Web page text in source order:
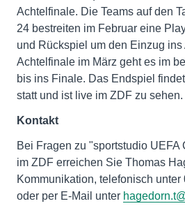
Achtelfinale. Die Teams auf den
24 bestreiten im Februar eine
und Rückspiel um den Einzug
Achtelfinale im März geht es im
bis ins Finale. Das Endspiel
statt und ist live im ZDF zu sehen.
Kontakt
Bei Fragen zu "sportstudio UEFA
im ZDF erreichen Sie Thomas
Kommunikation, telefonisch unter
oder per E-Mail unter